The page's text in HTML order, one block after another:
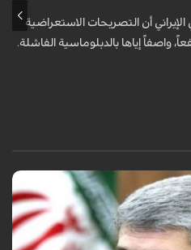
أن التصريحات الاستعراضية
واصفاً إياها بالدبلوماسية الفاشلة.